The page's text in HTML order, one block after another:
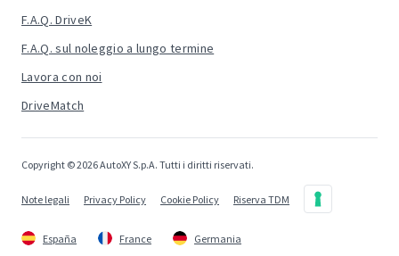
F.A.Q. DriveK
F.A.Q. sul noleggio a lungo termine
Lavora con noi
DriveMatch
Copyright © 2026 AutoXY S.p.A. Tutti i diritti riservati.
Note legali Privacy Policy Cookie Policy Riserva TDM
España France Germania